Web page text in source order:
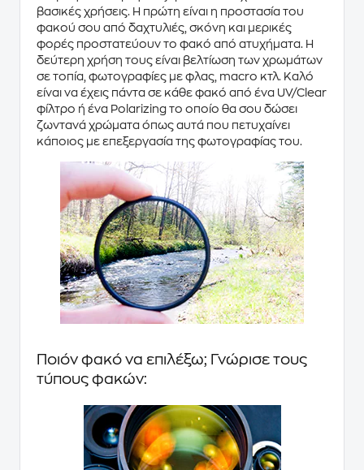
βασικές χρήσεις. Η πρώτη είναι η προστασία του
φακού σου από δαχτυλιές, σκόνη και μερικές
φορές προστατεύουν το φακό από ατυχήματα. Η
δεύτερη χρήση τους είναι βελτίωση των χρωμάτων
σε τοπία, φωτογραφίες με φλας, macro κτλ. Καλό
είναι να έχεις πάντα σε κάθε φακό από ένα UV/Clear
φίλτρο ή ένα Polarizing το οποίο θα σου δώσει
ζωντανά χρώματα όπως αυτά που πετυχαίνει
κάποιος με επεξεργασία της φωτογραφίας του.
Ποιόν φακό να επιλέξω; Γνώρισε τους
τύπους φακών: